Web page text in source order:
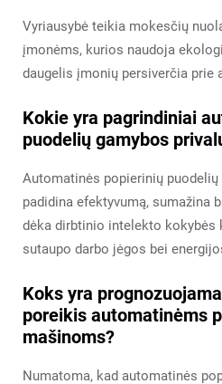
Vyriausybė teikia mokesčių
įmonėms, kurios naudoja
daugelis įmonių persiverčia prie
Kokie yra pagrindiniai
puodelių gamybos
Automatinės popierinių
padidina efektyvumą, sumažina
dėka dirbtinio intelekto
sutaupo darbo jėgos bei
Koks yra
poreikis automatinėms
mašinoms?
Numatoma, kad automatinės